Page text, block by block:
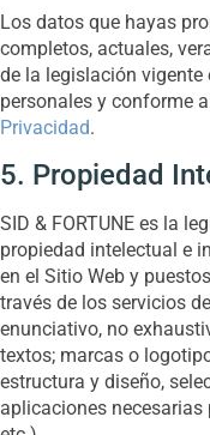
Los datos que hayas
completos, actuales,
de la legislación
personales y conforme
Privacidad.
5. Propiedad
SID & FORTUNE es la
propiedad intelectual e
en el Sitio Web y
través de los servicios
enunciativo, no
textos; marcas o
estructura y diseño,
aplicaciones